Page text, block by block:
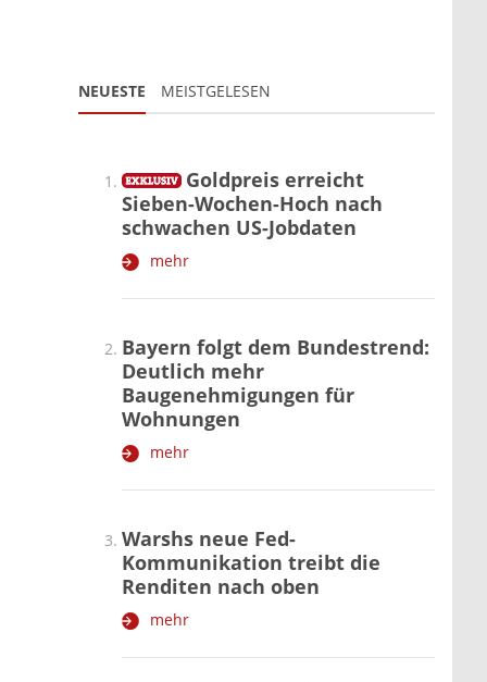
NEUESTE MEISTGELESEN
Goldpreis erreicht
Sieben-Wochen-Hoch nach
schwachen US-Jobdaten
mehr
Bayern folgt dem Bundestrend:
Deutlich mehr
Baugenehmigungen für
Wohnungen
mehr
Warshs neue Fed-
Kommunikation treibt die
Renditen nach oben
mehr